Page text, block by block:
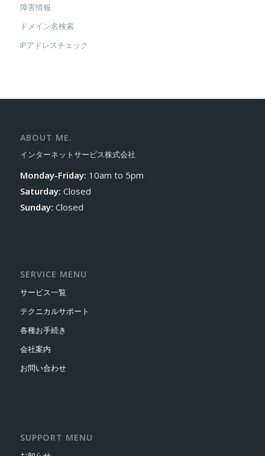
障害情報
ドメイン名検索
IPアドレスチェック
ABOUT ME.
インターネットサービス株式会社
Monday-Friday: 10am to 5pm
Saturday: Closed
Sunday: Closed
SERVICE MENU
サービス一覧
テクニカルサポート
各種お手続き
会社案内
お問い合わせ
SUPPORT MENU